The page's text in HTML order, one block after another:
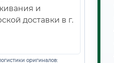
оригиналов: